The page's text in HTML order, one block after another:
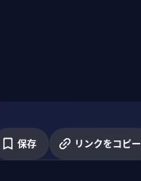
保存 リンクをコピー